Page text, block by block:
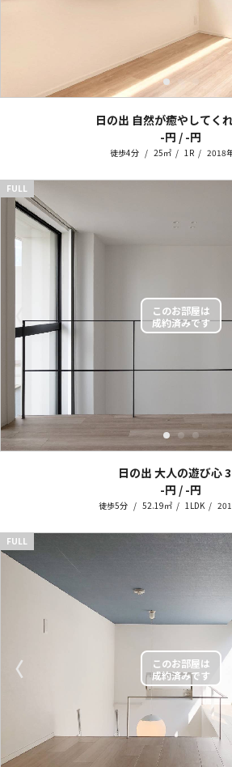
日の出 自然が癒やしてく
-円 / -円
徒歩4分 25㎡ 1R 2018
〈
FULL
日の出 大人の遊び心
-円 / -円
徒歩5分 52.19㎡ 1LDK
〈
FULL